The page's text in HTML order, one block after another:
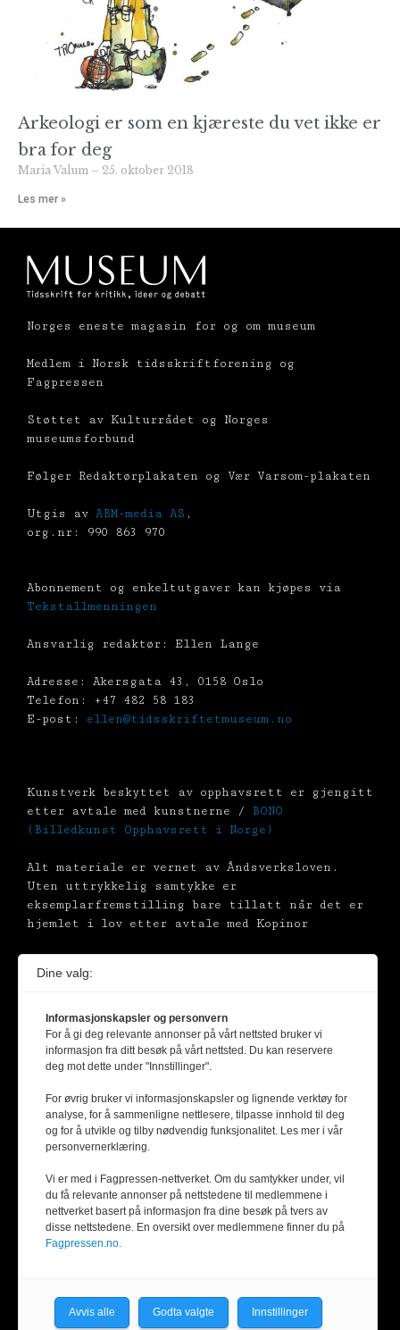
Arkeologi er som en kjæreste du vet ikke er
bra for deg
Maria Valum 25. oktober 2018
Les mer »
Norges eneste magasin for og om museum
Medlem i Norsk tidsskriftforening og
Fagpressen
Støttet av Kulturrådet og Norges
museumsforbund
Følger Redaktørplakaten og Vær Varsom-plakaten
Utgis av ABM-media AS ,
org.nr: 990 863 970
Abonnement og enkeltutgaver kan kjøpes via
Tekstallmenningen
Ansvarlig redaktør: Ellen Lange
Adresse: Akersgata 43, 0158 Oslo
Telefon: +47 482 58 183
E-post: ellen@tidsskriftetmuseum.no
Kunstverk beskyttet av opphavsrett er gjengitt
etter avtale med kunstnerne / BONO
(Billedkunst Opphavsrett i Norge)
Alt materiale er vernet av Åndsverksloven.
Uten uttrykkelig samtykke er
eksemplarfremstilling bare tillatt når det er
hjemlet i lov etter avtale med Kopinor
Dine valg:
Informasjonskapsler og personvern
For å gi deg relevante annonser på vårt nettsted bruker vi
informasjon fra ditt besøk på vårt nettsted. Du kan reservere
deg mot dette under "Innstillinger".
For øvrig bruker vi informasjonskapsler og lignende verktøy for
analyse, for å sammenligne nettlesere, tilpasse innhold til deg
og for å utvikle og tilby nødvendig funksjonalitet. Les mer i vår
personvernerklæring.
Vi er med i Fagpressen-nettverket. Om du samtykker under, vil
du få relevante annonser på nettstedene til medlemmene i
nettverket basert på informasjon fra dine besøk på tvers av
disse nettstedene. En oversikt over medlemmene finner du på
Fagpressen.no.
Avvis alle Godta valgte Innstillinger